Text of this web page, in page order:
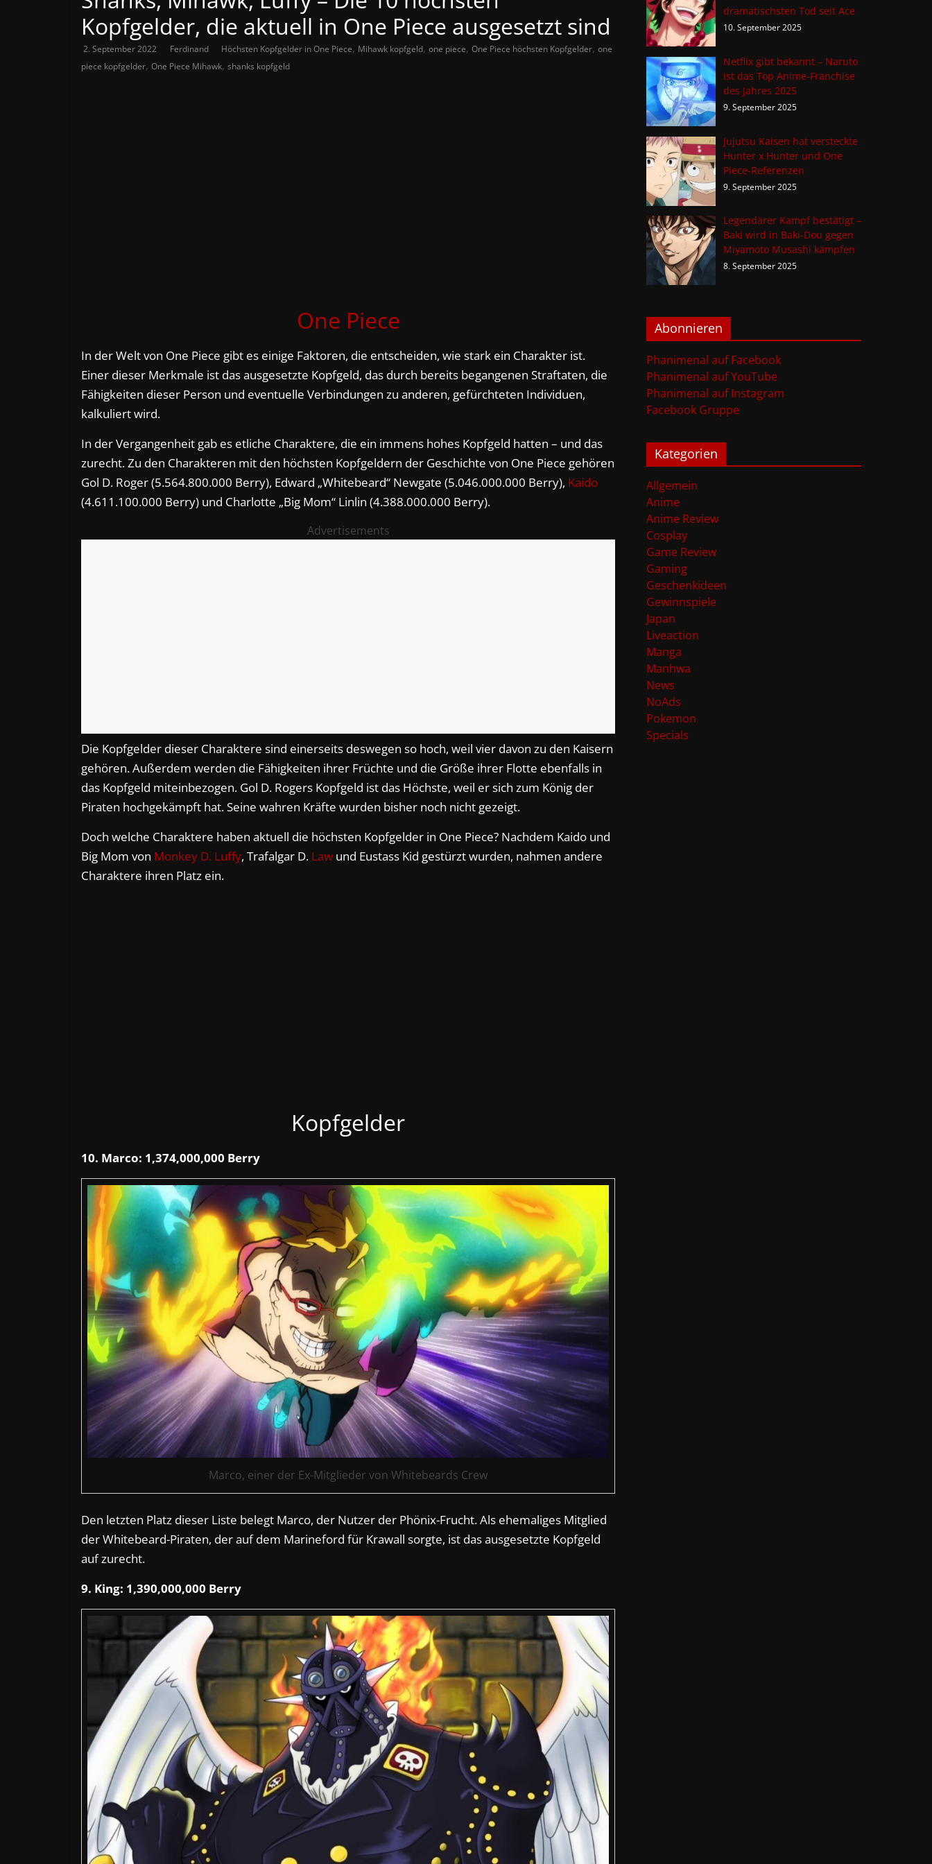
Kopfgelder, die aktuell in One Piece ausgesetzt sind
2. September 2022 Ferdinand Höchsten Kopfgelder in One Piece, Mihawk kopfgeld, one piece, One Piece höchsten Kopfgelder, one
piece kopfgelder, One Piece Mihawk, shanks kopfgeld
One Piece
In der Welt von One Piece gibt es einige Faktoren, die entscheiden, wie stark ein Charakter ist.
Einer dieser Merkmale ist das ausgesetzte Kopfgeld, das durch bereits begangenen Straftaten, die
Fähigkeiten dieser Person und eventuelle Verbindungen zu anderen, gefürchteten Individuen,
kalkuliert wird.
In der Vergangenheit gab es etliche Charaktere, die ein immens hohes Kopfgeld hatten – und das
zurecht. Zu den Charakteren mit den höchsten Kopfgeldern der Geschichte von One Piece gehören
Gol D. Roger (5.564.800.000 Berry), Edward „Whitebeard“ Newgate (5.046.000.000 Berry), Kaido
(4.611.100.000 Berry) und Charlotte „Big Mom“ Linlin (4.388.000.000 Berry).
Advertisements
Die Kopfgelder dieser Charaktere sind einerseits deswegen so hoch, weil vier davon zu den Kaisern
gehören. Außerdem werden die Fähigkeiten ihrer Früchte und die Größe ihrer Flotte ebenfalls in
das Kopfgeld miteinbezogen. Gol D. Rogers Kopfgeld ist das Höchste, weil er sich zum König der
Piraten hochgekämpft hat. Seine wahren Kräfte wurden bisher noch nicht gezeigt.
Doch welche Charaktere haben aktuell die höchsten Kopfgelder in One Piece? Nachdem Kaido und
Big Mom von Monkey D. Luffy, Trafalgar D. Law und Eustass Kid gestürzt wurden, nahmen andere
Charaktere ihren Platz ein.
Kopfgelder
10. Marco: 1,374,000,000 Berry
Marco, einer der Ex-Mitglieder von Whitebeards Crew
Den letzten Platz dieser Liste belegt Marco, der Nutzer der Phönix-Frucht. Als ehemaliges Mitglied
der Whitebeard-Piraten, der auf dem Marineford für Krawall sorgte, ist das ausgesetzte Kopfgeld
auf zurecht.
9. King: 1,390,000,000 Berry
dramatischsten Tod seit Ace
10. September 2025
Netflix gibt bekannt – Naruto
ist das Top Anime-Franchise
des Jahres 2025
9. September 2025
Jujutsu Kaisen hat versteckte
Hunter x Hunter und One
Piece-Referenzen
9. September 2025
Legendärer Kampf bestätigt –
Baki wird in Baki-Dou gegen
Miyamoto Musashi kämpfen
8. September 2025
Abonnieren
Phanimenal auf Facebook
Phanimenal auf YouTube
Phanimenal auf Instagram
Facebook Gruppe
Kategorien
Allgemein
Anime
Anime Review
Cosplay
Game Review
Gaming
Geschenkideen
Gewinnspiele
Japan
Liveaction
Manga
Manhwa
News
NoAds
Pokemon
Specials